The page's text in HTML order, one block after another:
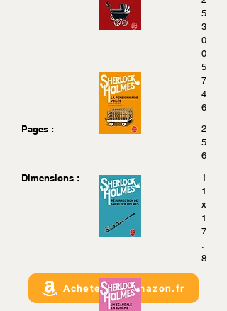
5
3
0
0
5
7
4
6
Pages :
2
5
6
Dimensions :
1
1
x
1
7
.
8
Acheter sur Amazon.fr